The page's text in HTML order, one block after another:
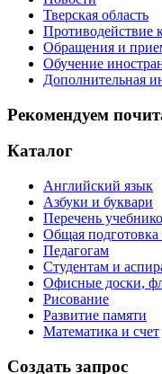
Тверская область
Противодействие
Обращения и
Обучение
Дополнительная
Рекомендуем
Каталог
Английский язык
Азбуки и буквари
Перечень
Общая подготовка
Педагогам
Студентам и
Офисные доски,
Рисование
Развитие памяти
Математика и счет
Создать запрос